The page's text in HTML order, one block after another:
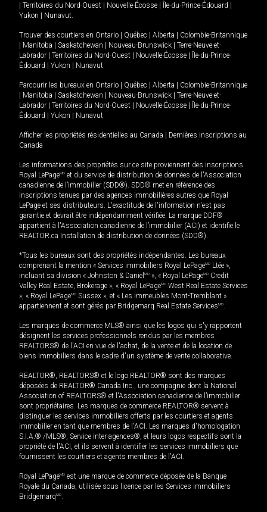
| Territoires du Nord-Ouest | Nouvelle-Écosse | Île-du-Prince-Édouard |
Yukon | Nunavut
Trouver des courtiers en Ontario | Québec | Alberta | Colombie-Britannique
| Manitoba | Saskatchewan | Nouveau-Brunswick | Terre-Neuve-et-
Labrador | Territoires du Nord-Ouest | Nouvelle-Écosse | Île-du-Prince-
Édouard | Yukon | Nunavut
Parcourir les bureaux en Ontario | Québec | Alberta | Colombie-Britannique
| Manitoba | Saskatchewan | Nouveau-Brunswick | Terre-Neuve-et-
Labrador | Territoires du Nord-Ouest | Nouvelle-Écosse | Île-du-Prince-
Édouard | Yukon | Nunavut
Afficher les propriétés résidentielles au Canada | Dernières inscriptions au
Canada
Les informations des propriétés sur ce site proviennent des inscriptions
Royal LePageMD et du service de distribution de données de l'Association
canadienne de l’immobilier (SDD®). SDD® met en référence des
inscriptions tenues par des agences immobilières autres que Royal
LePage et ses distributeurs. L'exactitude de l'information n'est pas
garantie et devrait être indépendamment vérifiée. La marque DDF®
appartient à l'Association canadienne de l’immobilier (ACI) et identifie le
REALTOR.ca Installation de distribution de données (SDD®).
*Tous les bureaux sont des propriétés indépendantes. Les bureaux
comprenant la mention « Services immobiliers Royal LePageMD Ltée »,
incluant sa division « Johnston & Daniel MD », « Royal LePageMD Credit
Valley Real Estate, Brokerage », « Royal LePageMD West Real Estate Services
», « Royal LePageMD Sussex », et « Les immeubles Mont-Tremblant »
appartiennent et sont gérés par Bridgemarq Real Estate ServicesMD
Les marques de commerce MLS® ainsi que les logos qui s'y rapportent
désignent les services professionnels rendus par les membres
REALTORS® de l'ACI en vue de l'achat, de la vente et de la location de
biens immobiliers dans le cadre d'un système de vente collaborative.
REALTOR®, REALTORS® et le logo REALTOR® sont des marques
déposées de REALTOR® Canada Inc., une compagnie dont la National
Association of REALTORS® et l'Association canadienne de l’immobilier
sont propriétaires. Les marques de commerce REALTOR® servent à
distinguer les services immobiliers offerts par les courtiers et agents
immobilier en tant que membres de l'ACI. Les marques d'homologation
S.I.A.® /MLS®, Service inter-agences®, et leurs logos respectifs sont la
propriété de l'ACI, et ils servent à identifier les services immobiliers que
fournissent les courtiers et agents membres de l'ACI.
Royal LePageMD est une marque de commerce déposée de la Banque
Royale du Canada, utilisée sous licence par les Services immobiliers
BridgemarqMD